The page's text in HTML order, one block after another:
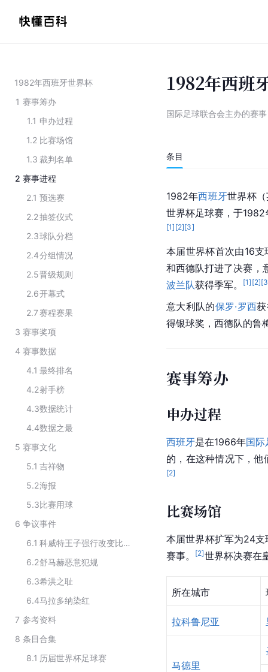
1982年西班牙世界杯
1 赛事筹办
1.1 申办过程
1.2 比赛场馆
1.3 裁判名单
2 赛事进程
2.1 预选赛
2.2抽签仪式
2.3球队分档
2.4分组情况
2.5晋级规则
2.6开幕式
2.7赛程赛果
3 赛事奖项
4 赛事数据
4.1 最终排名
4.2射手榜
4.3数据统计
4.4数据之最
5 赛事文化
5.1 吉祥物
5.2海报
5.3比赛用球
6 争议事件
6.1
科威特王子强行改变比分
6.2舒马赫恶意犯规
6.3希洪之耻
6.4马拉多纳染红
7 参考资料
8 条目合集
8.1 历届世界杯足球赛
1982年西班
国际足球联合会主办的赛事
条目
1982年西班牙世界杯（
世界杯足球赛 ，于
[1] [2][3]
本届世界杯首次由16
和西德队打进了决赛，
波兰队获得季军。 [1] [2][3
意大利队的保罗·罗西
得银球奖，西德队的鲁
赛事筹办
申办过程
西班牙是在1966年国际
的，在这种情况下，
[2]
比赛场馆
本届世界杯扩军为24
赛事。
[2]世界杯决赛在
所在城市
拉科鲁尼亚
马德里